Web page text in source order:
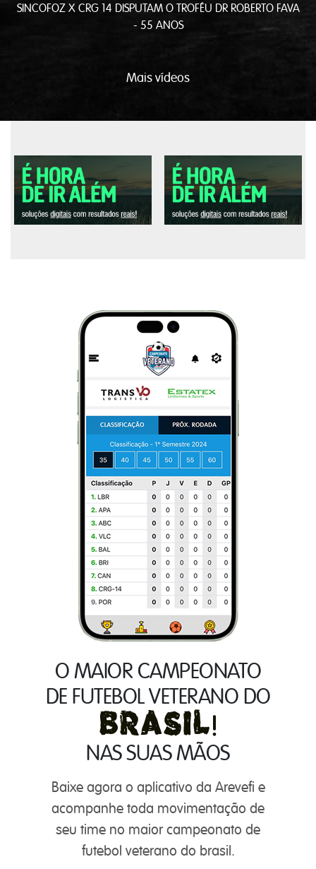
SINCOFOZ X CRG 14 DISPUTAM O TROFÉU DR ROBERTO FAVA
- 55 ANOS
Mais vídeos
O MAIOR CAMPEONATO
DE FUTEBOL VETERANO DO
NAS SUAS MÃOS
Baixe agora o aplicativo da Arevefi e
acompanhe toda movimentação de
seu time no maior campeonato de
futebol veterano do brasil.